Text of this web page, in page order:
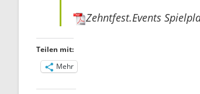
Zehntfest.Events
Teilen mit:
Mehr